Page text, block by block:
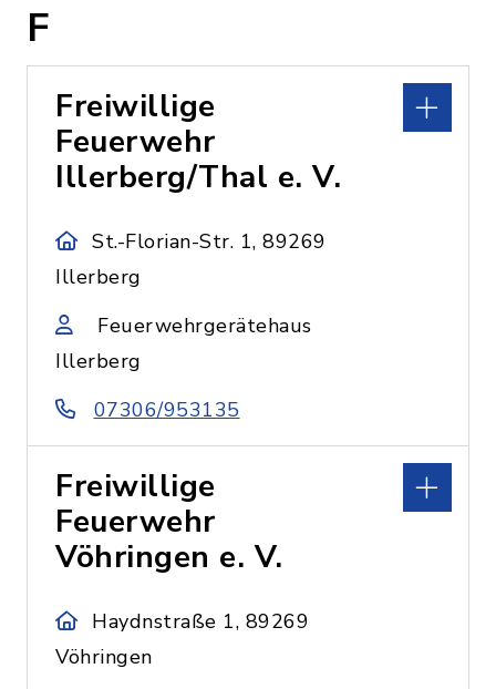
F
Freiwillige
Feuerwehr
Illerberg/Thal e. V.
St.-Florian-Str. 1, 89269
Illerberg
Feuerwehrgerätehaus
Illerberg
07306/953135
Freiwillige
Feuerwehr
Vöhringen e. V.
Haydnstraße 1, 89269
Vöhringen